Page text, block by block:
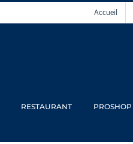
Accueil
RESTAURANT PROSHOP